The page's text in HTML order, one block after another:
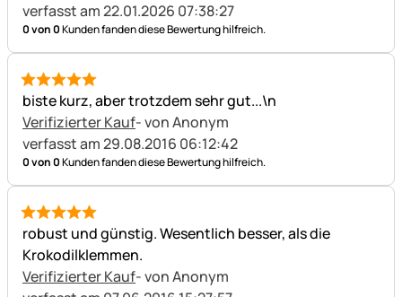
verfasst am 22.01.2026 07:38:27
0 von 0Kunden fanden diese Bewertung hilfreich.
5 von 5
biste kurz, aber trotzdem sehr gut...\n
Verifizierter Kauf- von Anonym
verfasst am 29.08.2016 06:12:42
0 von 0Kunden fanden diese Bewertung hilfreich.
5 von 5
robust und günstig. Wesentlich besser, als die
Krokodilklemmen.
Verifizierter Kauf- von Anonym